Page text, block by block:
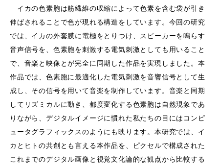
イカの色素胞は筋繊維の収縮によって色素を含む袋が引き
伸ばされることで色が現れる構造をしています。今回の研究
では、イカの外套膜に電極をとりつけ、スピーカーを鳴らす
音声信号を、色素胞を刺激する電気刺激としても用いること
で、音楽と映像とが完全に同期した作品を実現しました。本
作品では、色素胞に最適化した電気刺激を音響信号として生
成し、その信号を用いて音楽を制作しています。音楽と同期
してリズミカルに動き、都度変化する色素胞は自然現象であ
りながら、デジタルイメージに慣れた私たちの目にはコンピ
ュータグラフィックスのようにも映ります。本研究では、イ
カとヒトの共創とも言える本作品を、ピクセルで構成された
これまでのデジタル画像と視覚文化論的な観点から比較する